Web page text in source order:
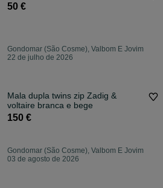
50 €
Gondomar (São Cosme), Valbom E Jovim
22 de julho de 2026
Mala dupla twins zip Zadig &
voltaire branca e bege
150 €
Gondomar (São Cosme), Valbom E Jovim
03 de agosto de 2026